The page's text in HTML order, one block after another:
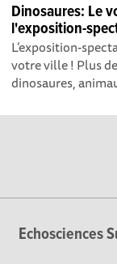
Dinosaures: Le
l'exposition-
L’exposition-
votre ville ! Plus
dinosaures,
Echosciences